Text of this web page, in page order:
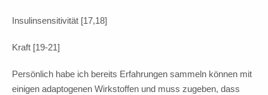
Insulinsensitivität [17,18]
Kraft [19-21]
Persönlich habe ich bereits Erfahrungen sammeln können mit
einigen adaptogenen Wirkstoffen und muss zugeben, dass